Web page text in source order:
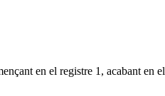
en el registre 1, acabant en